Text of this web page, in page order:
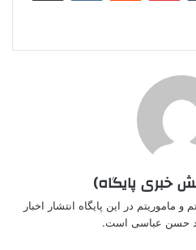
خبری پایگاه)
ماموریتم در این پایگاه انتشار اخبار
حسن عباسی است.